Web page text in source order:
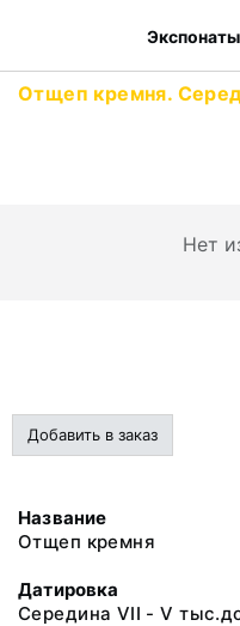
Экспонаты
Отщеп кремня.
Нет
Добавить в заказ
Название
Отщеп кремня
Датировка
Середина VII - V